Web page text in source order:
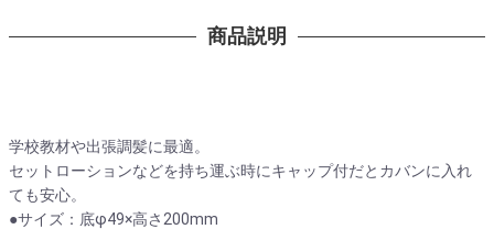
商品説明
学校教材や出張調髪に最適。
セットローションなどを持ち運ぶ時にキャップ付だとカバンに入れ
ても安心。
●サイズ：底φ49×高さ200mm